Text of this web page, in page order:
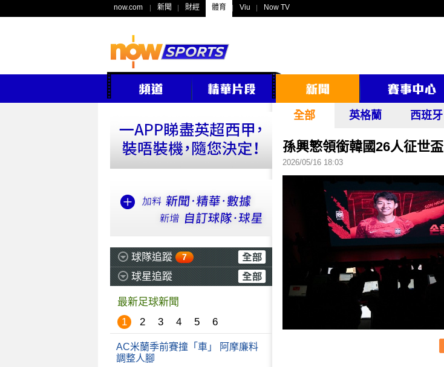
now.com 新聞 財經 體育 Viu Now TV
球隊追蹤 7
球星追蹤
最新足球新聞
1
2 3 4 5 6
AC米蘭季前賽撞「車」 阿摩廉料
調整人腳
全部 英格蘭 西班牙
孫興慜領銜韓國26人征世盃
2026/05/16 18:03